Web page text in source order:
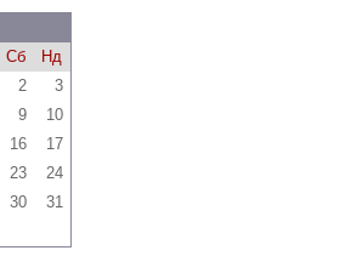
Сб
Нд
2
3
9
10
16
17
23
24
30 31